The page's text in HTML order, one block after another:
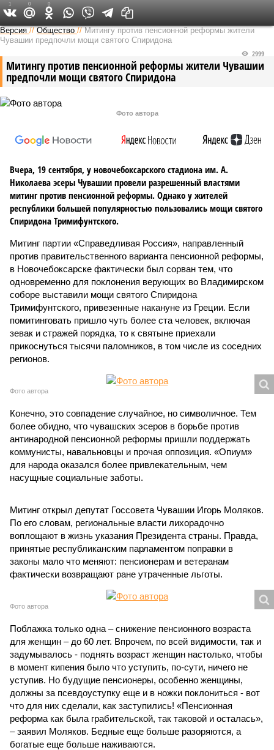
Версия в Чувашии
Версия //Общество //Митингу против пенсионной реформы жители
Чувашии предпочли мощи святого Спиридона
Митингу против пенсионной реформы жители Чувашии
предпочли мощи святого Спиридона
2999
Фото автора
Вчера, 19 сентября, у новочебоксарского стадиона им. А.
Николаева эсеры Чувашии провели разрешенный властями
митинг против пенсионной реформы. Однако у жителей
республики большей популярностью пользовались мощи святого
Спиридона Тримифунтского.
Митинг партии «Справедливая Россия», направленный
против правительственного варианта пенсионной реформы,
в Новочебоксарске фактически был сорван тем, что
одновременно для поклонения верующих во Владимирском
соборе выставили мощи святого Спиридона
Тримифунтского, привезенные накануне из Греции. Если
помитинговать пришло чуть более ста человек, включая
зевак и стражей порядка, то к святыне приехали
прикоснуться тысячи паломников, в том числе из соседних
регионов.
Фото автора
Конечно, это совпадение случайное, но символичное. Тем
более обидно, что чувашских эсеров в борьбе против
антинародной пенсионной реформы пришли поддержать
коммунисты, навальновцы и прочая оппозиция. «Опиум»
для народа оказался более привлекательным, чем
насущные социальные заботы.
Митинг открыл депутат Госсовета Чувашии Игорь Моляков.
По его словам, региональные власти лихорадочно
воплощают в жизнь указания Президента страны. Правда,
принятые республиканским парламентом поправки в
законы мало что меняют: пенсионерам и ветеранам
фактически возвращают ране утраченные льготы.
Фото автора
Поблажка только одна – снижение пенсионного возраста
для женщин – до 60 лет. Впрочем, по всей видимости, так и
задумывалось - поднять возраст женщин настолько, чтобы
в момент кипения было что уступить, по-сути, ничего не
уступив. Но будущие пенсионеры, особенно женщины,
должны за псевдоуступку еще и в ножки поклониться - вот
что для них сделали, как заступились! «Пенсионная
реформа как была грабительской, так таковой и осталась»,
– заявил Моляков. Бедные еще больше разоряются, а
богатые еще больше наживаются.
1 0 0